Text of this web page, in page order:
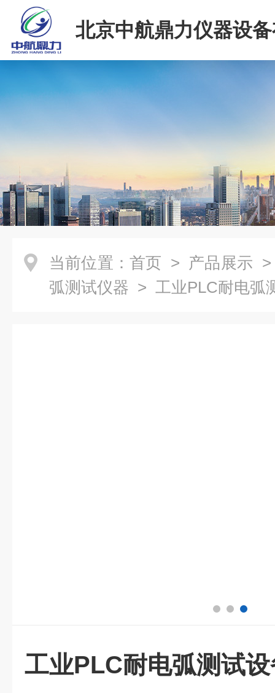
北京中航鼎力仪器设
司
当前位置： 首页 > 产品展示
弧测试仪器 > 工业PLC耐电弧
工业PLC耐电弧测试